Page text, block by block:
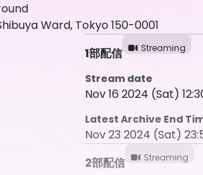
Ward, Tokyo 150-0001
1部配信
Streaming
Stream date
Nov 16 2024 (Sat)
Latest Archive End
Nov 23 2024 (Sat)
2部配信
Streaming